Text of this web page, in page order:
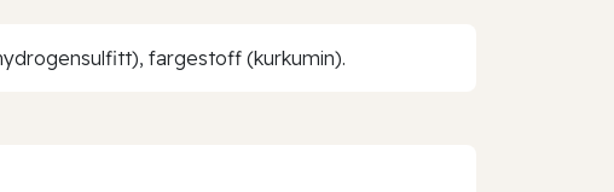
fargestoff (kurkumin).